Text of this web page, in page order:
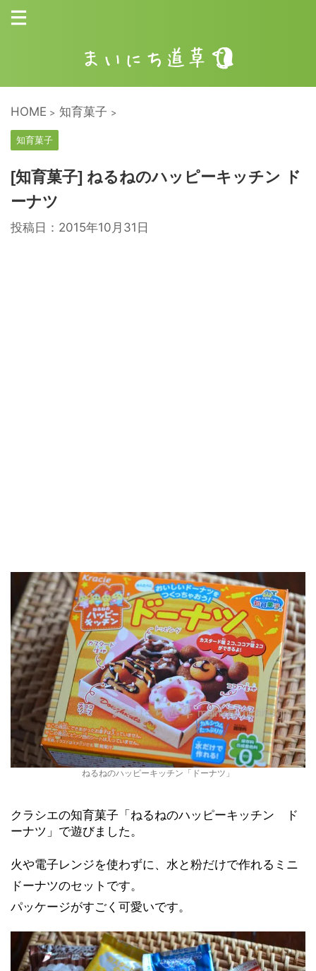
HOME > 知育菓子 >
知育菓子
[知育菓子] ねるねのハッピーキッチン ド
ーナツ
投稿日： 2015年10月31日
ねるねのハッピーキッチン「ドーナツ」
クラシエの知育菓子「ねるねのハッピーキッチン ド
ーナツ」で遊びました。
火や電子レンジを使わずに、水と粉だけで作れるミニ
ドーナツのセットです。
パッケージがすごく可愛いです。